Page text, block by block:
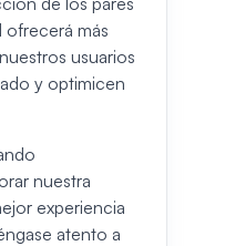
más
usuarios
y optimicen
nuestra
experiencia
atento a